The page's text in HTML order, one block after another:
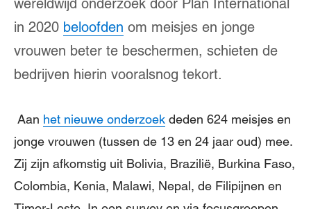
in 2020 beloofden om meisjes en jonge
vrouwen beter te beschermen, schieten de
bedrijven hierin vooralsnog tekort.
Aan het nieuwe onderzoek deden 624 meisjes en
jonge vrouwen (tussen de 13 en 24 jaar oud) mee.
Zij zijn afkomstig uit Bolivia, Brazilië, Burkina Faso,
Colombia, Kenia, Malawi, Nepal, de Filipijnen en